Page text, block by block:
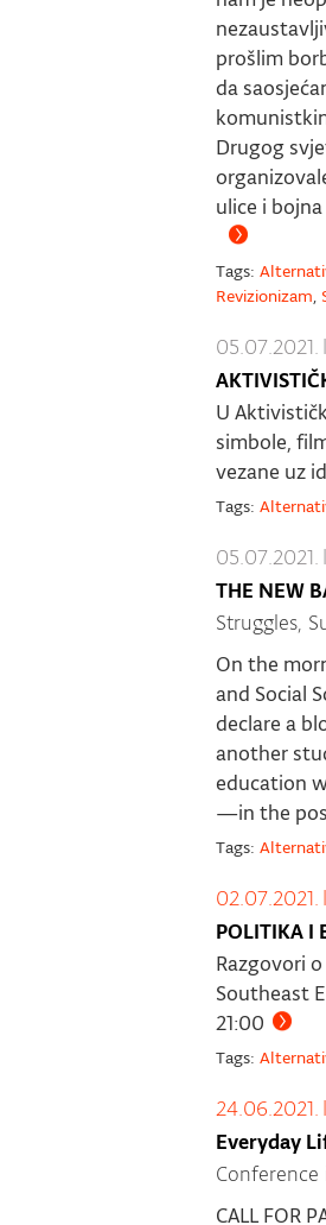
prošlim
da
Drugog
ulice i
Tags:
Revizionizam,
05.07.2021. |
U
simbole,
vezane uz
Tags:
05.07.2021. |
THE NEW
Struggles,
On the
and Social
declare a
another
education
—in the
Tags:
02.07.2021. |
POLITIKA I
Razgovori
Southeast
21:00
Tags:
24.06.2021. |
Everyday
Conference
CALL FOR